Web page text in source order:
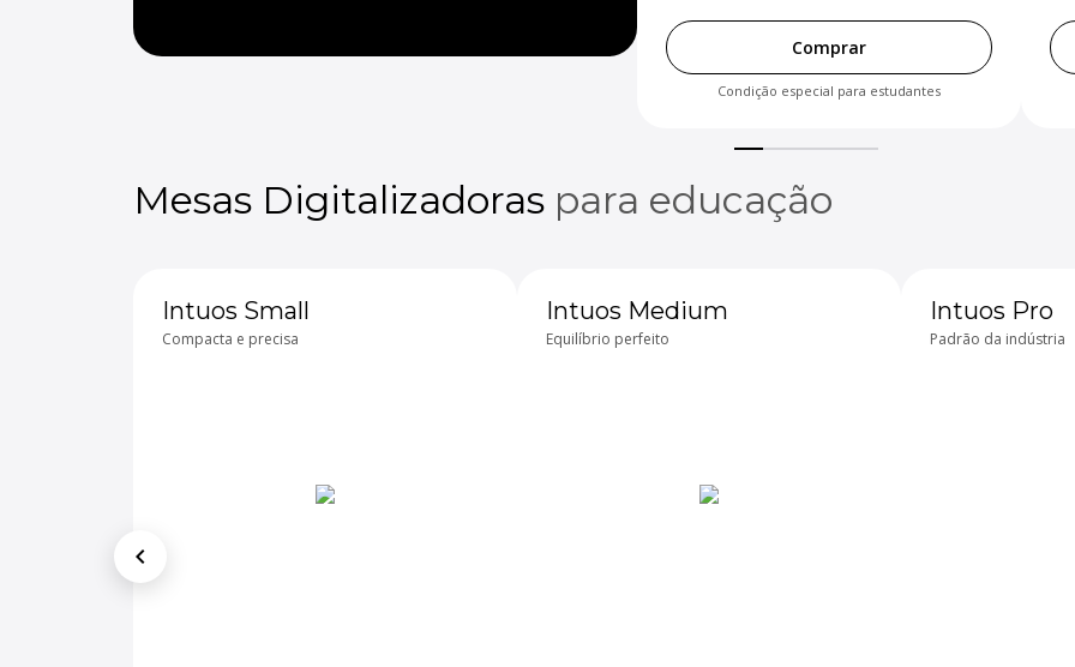
Comprar
Condição especial para estudantes
Mesas Digitalizadoras para educação
chevron_left
Intuos Small
Compacta e precisa
Intuos Medium
Equilíbrio perfeito
Intuos Pro
Padrão da indústria